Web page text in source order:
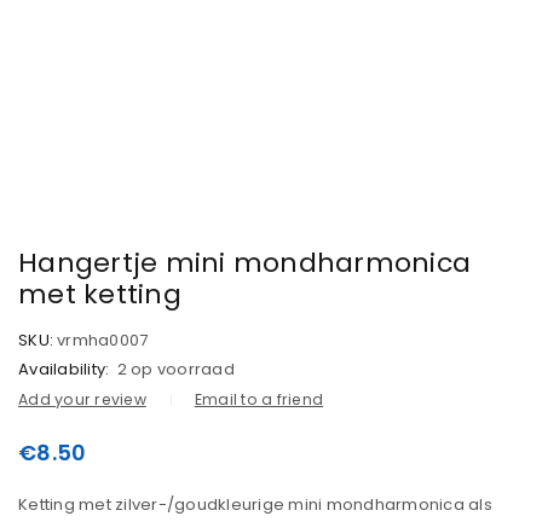
Hangertje mini mondharmonica
met ketting
SKU: vrmha0007
Availability: 2 op voorraad
Add your review Email to a friend
€8.50
Ketting met zilver-/goudkleurige mini mondharmonica als